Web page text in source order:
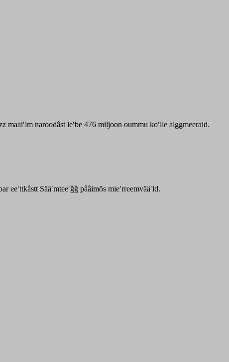
maaiʹlm naroodâst leʹbe 476 miljoon oummu koʹlle alggmeeraid.
eeʹttkâstt Sääʹmteeʹǧǧ pââimõs mieʹrreemvääʹld.